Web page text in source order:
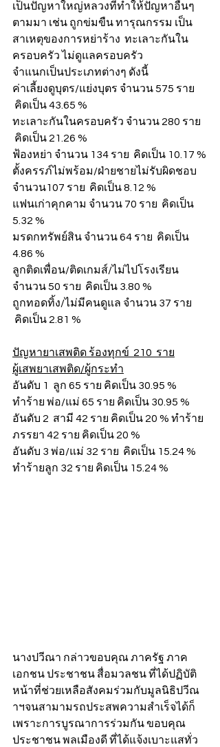
เป็นปัญหาใหญ่หลวงที่ทำให้ปัญหาอื่นๆ
ตามมา เช่น ถูกข่มขืน ทารุณกรรม เป็น
สาเหตุของการหย่าร้าง  ทะเลาะกันใน
ครอบครัว ไม่ดูแลครอบครัว
จำแนกเป็นประเภทต่างๆ ดังนี้
ค่าเลี้ยงดูบุตร/แย่งบุตร จำนวน 575 ราย
คิดเป็น 43.65 %
ทะเลาะกันในครอบครัว จำนวน 280 ราย
คิดเป็น 21.26 %
ฟ้องหย่า จำนวน 134 ราย  คิดเป็น 10.17 %
ตั้งครรภ์ไม่พร้อม/ฝ่ายชายไม่รับผิดชอบ
จำนวน107 ราย  คิดเป็น 8.12 %
แฟนเก่าคุกคาม จำนวน 70 ราย  คิดเป็น
5.32 %
มรดกทรัพย์สิน จำนวน 64 ราย  คิดเป็น
4.86 %
ลูกติดเพื่อน/ติดเกมส์/ไม่ไปโรงเรียน
จำนวน 50 ราย  คิดเป็น 3.80 %
ถูกทอดทิ้ง/ไม่มีคนดูแล จำนวน 37 ราย
คิดเป็น 2.81 %
ปัญหายาเสพติด ร้องทุกข์  210  ราย
ผู้เสพยาเสพติด/ผู้กระทำ
อันดับ 1  ลูก 65 ราย คิดเป็น 30.95 %
ทำร้าย พ่อ/แม่ 65 ราย คิดเป็น 30.95 %
อันดับ 2  สามี 42 ราย คิดเป็น 20 % ทำร้าย
ภรรยา 42 ราย คิดเป็น 20 %
อันดับ 3 พ่อ/แม่ 32 ราย  คิดเป็น 15.24 %
ทำร้ายลูก 32 ราย คิดเป็น 15.24 %
นางปวีณา กล่าวขอบคุณ ภาครัฐ ภาค
เอกชน ประชาชน สื่อมวลชน ที่ได้ปฏิบัติ
หน้าที่ช่วยเหลือสังคมร่วมกับมูลนิธิปวีณ
าฯจนสามามรถประสพความสำเร็จได้ก็
เพราะการบูรณาการร่วมกัน ขอบคุณ
ประชาชน พลเมืองดี ที่ได้แจ้งเบาะแสทั่ว